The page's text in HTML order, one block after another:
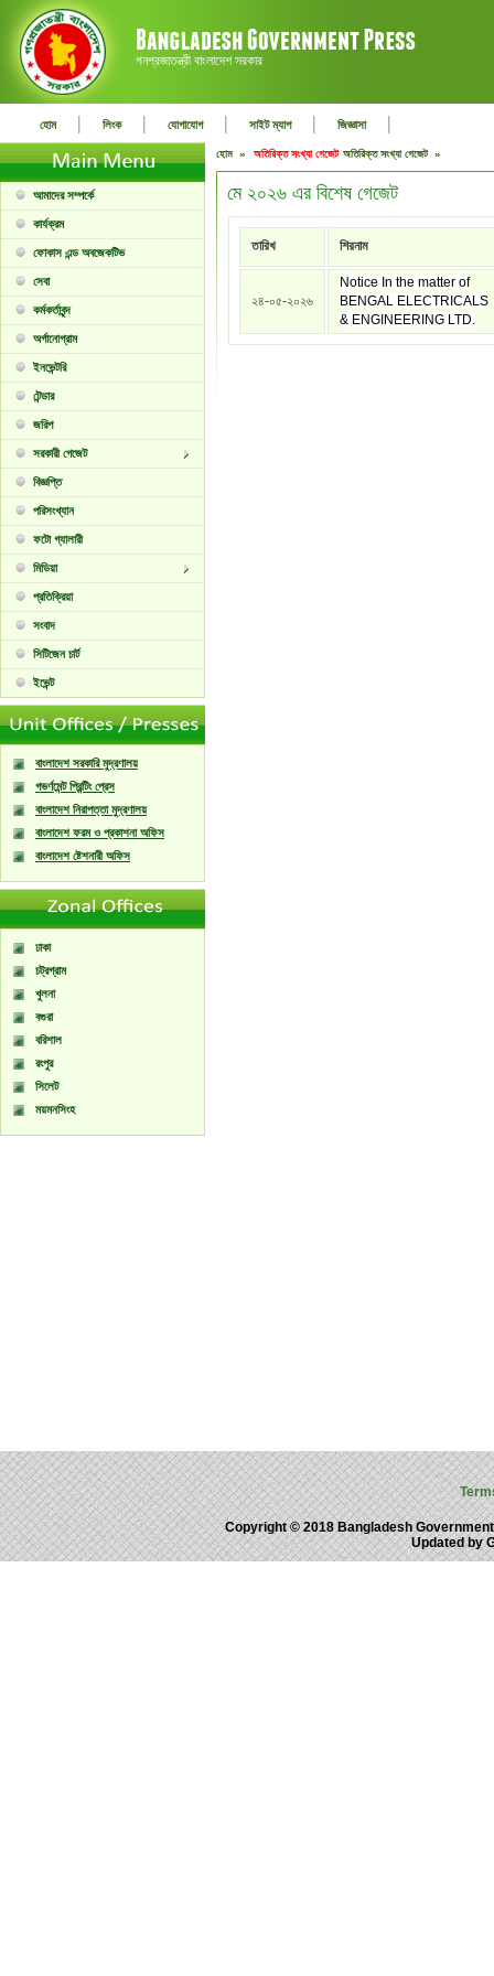
গনপ্রজাতন্ত্রী বাংলাদেশ সরকার
হোম | লিংক | যোগাযোগ | সাইট ম্যাপ | জিজ্ঞাসা |
আমাদের সম্পর্কে
কার্যক্রম
ফোকাস এন্ড অবজেকটিভ
সেবা
কর্মকর্তাবৃন্দ
অর্গানোগ্রাম
ইনভেন্টরি
টেন্ডার
জরিপ
সরকারী গেজেট
বিজ্ঞপ্তি
পরিসংখ্যান
ফটো গ্যালারী
মিডিয়া
প্রতিক্রিয়া
সংবাদ
সিটিজেন চার্ট
ইভেন্ট
বাংলাদেশ সরকারি মুদ্রণালয়
গভর্ণমেন্ট প্রিন্টিং প্রেস
বাংলাদেশ নিরাপত্তা মুদ্রণালয়
বাংলাদেশ ফরম ও প্রকাশনা অফিস
বাংলাদেশ ষ্টেশনারী অফিস
ঢাকা
চট্রগ্রাম
খুলনা
বগুরা
বরিশাল
রংপুর
সিলেট
ময়মনসিংহ
হোম » অতিরিক্ত সংখ্যা গেজেট অতিরিক্ত সংখ্যা গেজেট »
মে ২০২৬ এর বিশেষ গেজেট
তারিখ শিরনাম
২৪-০৫-২০২৬
Notice In the matter of
BENGAL ELECTRICALS
& ENGINEERING LTD.
Copyright © 2018 Bangladesh
Updated by